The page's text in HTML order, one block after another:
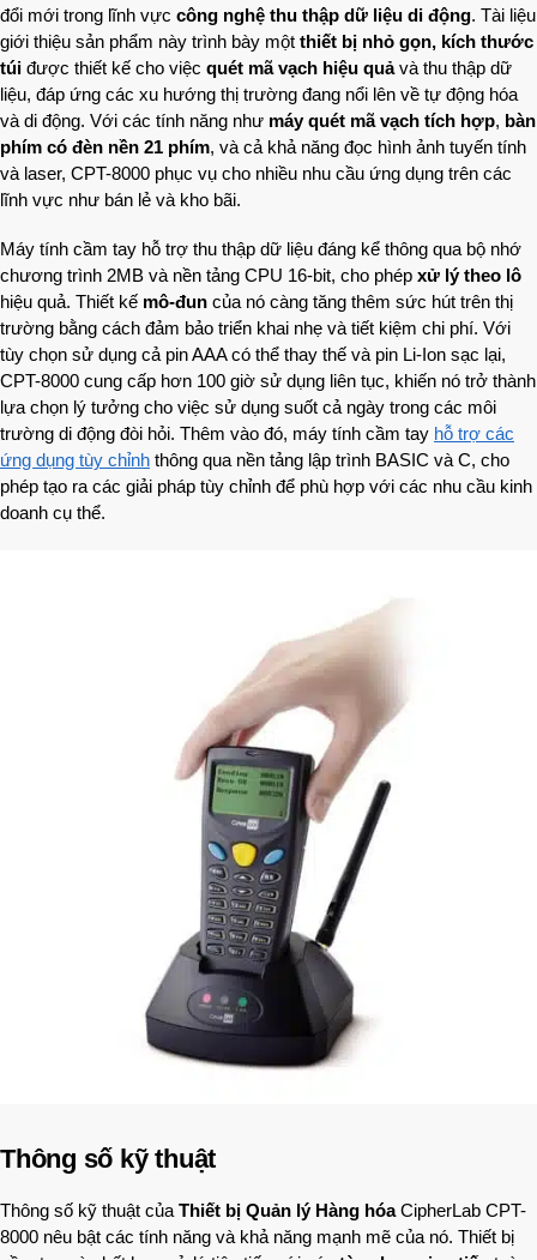
đổi mới trong lĩnh vực công nghệ thu thập dữ liệu di động. Tài liệu
giới thiệu sản phẩm này trình bày một thiết bị nhỏ gọn, kích thước
túi được thiết kế cho việc quét mã vạch hiệu quảvà thu thập dữ
liệu, đáp ứng các xu hướng thị trường đang nổi lên về tự động hóa
và di động. Với các tính năng như máy quét mã vạch tích hợp, bàn
phím có đèn nền 21 phím, và cả khả năng đọc hình ảnh tuyến tính
và laser, CPT-8000 phục vụ cho nhiều nhu cầu ứng dụng trên các
lĩnh vực như bán lẻ và kho bãi.
Máy tính cầm tay hỗ trợ thu thập dữ liệu đáng kể thông qua bộ nhớ
chương trình 2MB và nền tảng CPU 16-bit, cho phép xử lý theo lô
hiệu quả. Thiết kế mô-đun của nó càng tăng thêm sức hút trên thị
trường bằng cách đảm bảo triển khai nhẹ và tiết kiệm chi phí. Với
tùy chọn sử dụng cả pin AAA có thể thay thế và pin Li-Ion sạc lại,
CPT-8000 cung cấp hơn 100 giờ sử dụng liên tục, khiến nó trở thành
lựa chọn lý tưởng cho việc sử dụng suốt cả ngày trong các môi
trường di động đòi hỏi. Thêm vào đó, máy tính cầm tay hỗ trợ các
ứng dụng tùy chỉnh thông qua nền tảng lập trình BASIC và C, cho
phép tạo ra các giải pháp tùy chỉnh để phù hợp với các nhu cầu kinh
doanh cụ thể.
Thông số kỹ thuật
Thông số kỹ thuật của Thiết bị Quản lý Hàng hóaCipherLab CPT-
8000 nêu bật các tính năng và khả năng mạnh mẽ của nó. Thiết bị